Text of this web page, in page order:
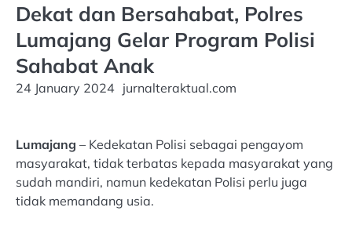
Dekat dan Bersahabat, Polres
Lumajang Gelar Program Polisi
Sahabat Anak
24 January 2024 jurnalteraktual.com
Lumajang – Kedekatan Polisi sebagai pengayom
masyarakat, tidak terbatas kepada masyarakat yang
sudah mandiri, namun kedekatan Polisi perlu juga
tidak memandang usia.